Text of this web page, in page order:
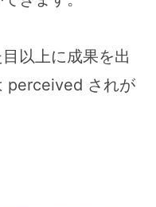
以上に成果を出
perceived されが